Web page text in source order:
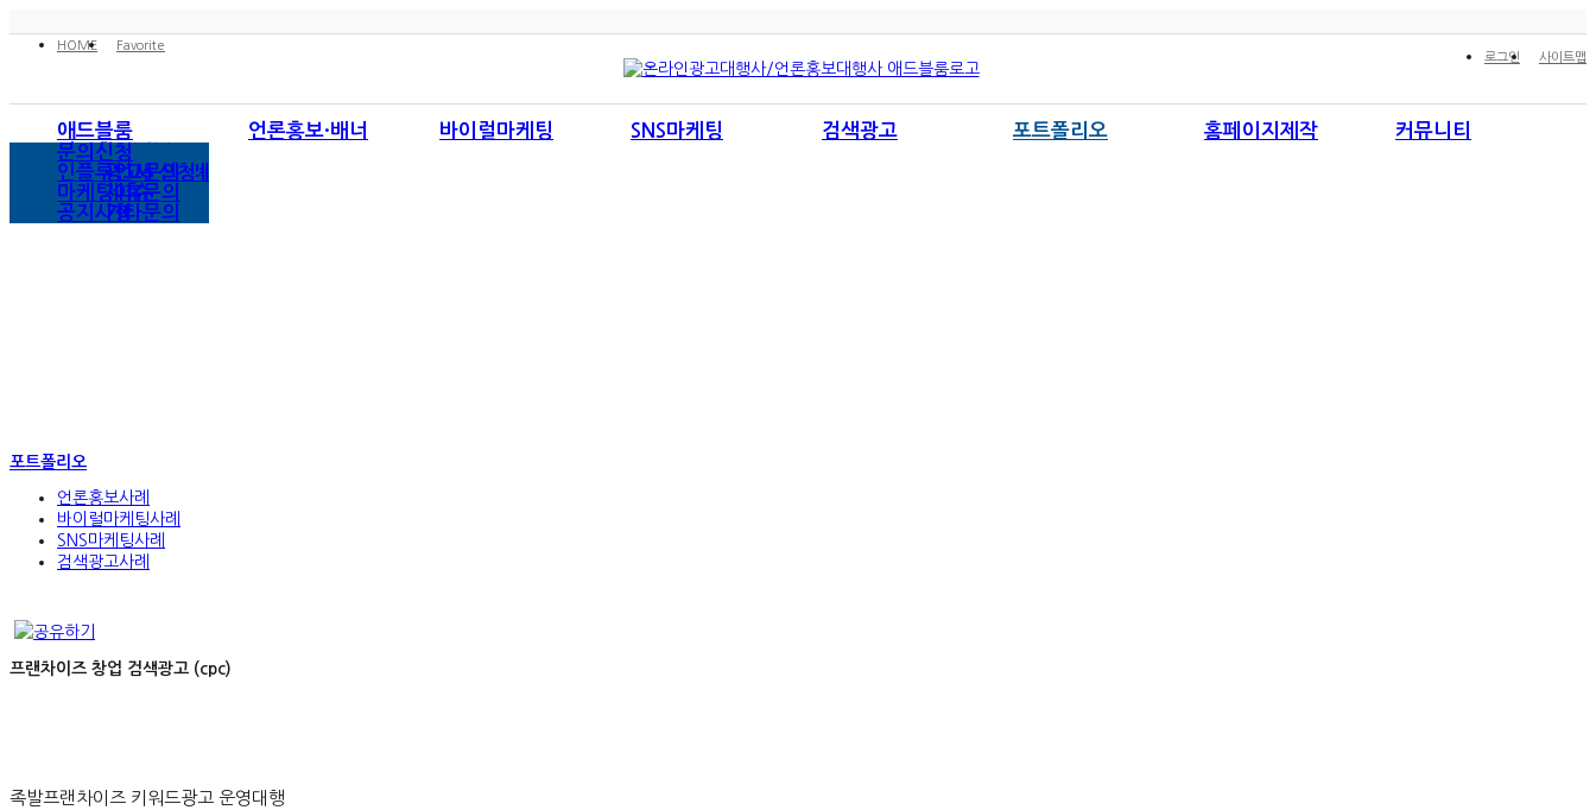
HOME
Favorite
로그인
사이트맵
애드블룸
회사소개
사업영역
언론홍보·배너
언론홍보
브랜드대상
배너광고
바이럴마케팅
블로그/카페
포스트
모바일마케팅
SNS마케팅
인스타그램
페이스북
유튜브
검색광고
네이버
다음
구글
포트폴리오
언론홍보사례
바이럴마케팅사례
SNS마케팅사례
검색광고사례
홈페이지제작
커뮤니티
문의신청
광고문의
제휴문의
기타문의
인플루언서 신청
마케팅이슈
공지사항
포트폴리오
언론홍보사례
바이럴마케팅사례
SNS마케팅사례
검색광고사례
프랜차이즈 창업 검색광고 (cpc)
족발프랜차이즈 키워드광고 운영대행